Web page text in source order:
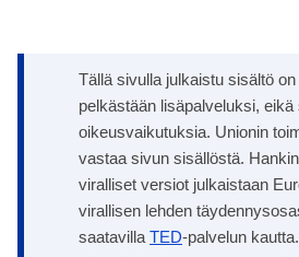
Tällä sivulla julkaistu sisältö
pelkästään lisäpalveluksi, eikä
oikeusvaikutuksia. Unionin
vastaa sivun sisällöstä.
viralliset versiot julkaistaan
virallisen lehden
saatavilla TED-palvelun